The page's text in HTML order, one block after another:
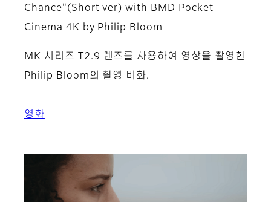
Chance"(Short ver) with BMD Pocket
Cinema 4K by Philip Bloom
MK 시리즈 T2.9 렌즈를 사용하여 영상을 촬영한
Philip Bloom의 촬영 비화.
영화